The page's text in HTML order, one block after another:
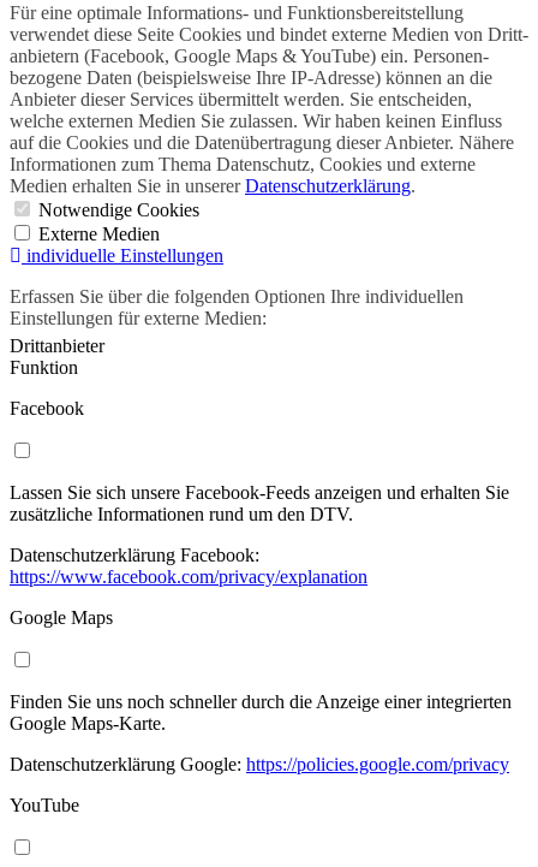
Für eine optimale Informations- und Funktions­bereitstellung
verwendet diese Seite Cookies und bindet externe Medien von Dritt­
anbietern (Facebook, Google Maps & YouTube) ein. Personen­
bezogene Daten (beispielsweise Ihre IP-Adresse) können an die
Anbieter dieser Services übermittelt werden. Sie entscheiden,
welche externen Medien Sie zulassen. Wir haben keinen Einfluss
auf die Cookies und die Daten­übertragung dieser Anbieter. Nähere
Informationen zum Thema Datenschutz, Cookies und externe
Medien erhalten Sie in unsererDatenschutzerklärung.
Notwendige Cookies
Externe Medien
individuelle Einstellungen
Erfassen Sie über die folgenden Optionen Ihre individuellen
Einstellungen für externe Medien:
Drittanbieter
Funktion
Facebook
Lassen Sie sich unsere Facebook-Feeds anzeigen und erhalten Sie
zusätzliche Informationen rund um den DTV.
Datenschutzerklärung Facebook:
https://www.facebook.com/privacy/explanation
Google Maps
Finden Sie uns noch schneller durch die Anzeige einer integrierten
Google Maps-Karte.
Datenschutzerklärung Google: https://policies.google.com/privacy
YouTube